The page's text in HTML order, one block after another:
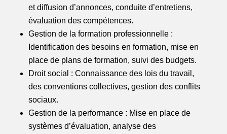
et diffusion d’annonces, conduite d’entretiens,
évaluation des compétences.
Gestion de la formation professionnelle :
Identification des besoins en formation, mise en
place de plans de formation, suivi des budgets.
Droit social : Connaissance des lois du travail,
des conventions collectives, gestion des conflits
sociaux.
Gestion de la performance : Mise en place de
systèmes d’évaluation, analyse des